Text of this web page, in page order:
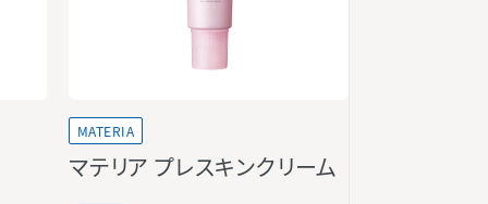
MATERIA
マテリア プレスキンクリーム